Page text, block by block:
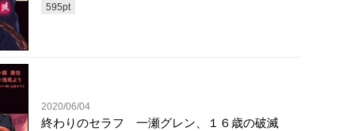
595pt
2020/06/04
終わりのセラフ 一瀬グレン、１６歳の破滅